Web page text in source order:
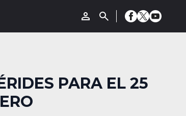
PARA EL 25